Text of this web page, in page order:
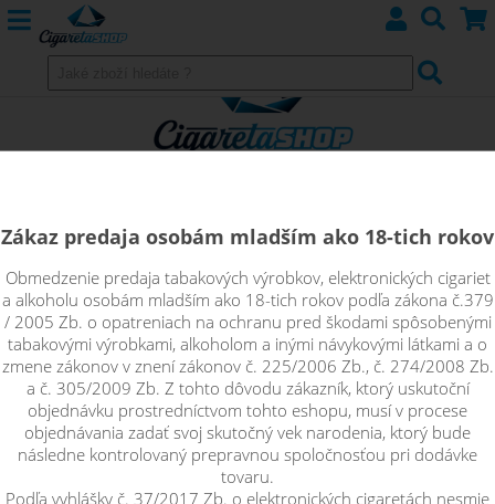
Injekčná striekačka piestová 2ml
1ks
Injekčná striekačka piestová 2ml
Zákaz predaja osobám mladším ako 18-tich rokov
Obmedzenie predaja tabakových výrobkov, elektronických cigariet
a alkoholu osobám mladším ako 18-tich rokov podľa zákona č.379
/ 2005 Zb. o opatreniach na ochranu pred škodami spôsobenými
tabakovými výrobkami, alkoholom a inými návykovými látkami a o
zmene zákonov v znení zákonov č. 225/2006 Zb., č. 274/2008 Zb.
a č. 305/2009 Zb. Z tohto dôvodu zákazník, ktorý uskutoční
objednávku prostredníctvom tohto eshopu, musí v procese
objednávania zadať svoj skutočný vek narodenia, ktorý bude
následne kontrolovaný prepravnou spoločnosťou pri dodávke
tovaru.
Podľa vyhlášky č. 37/2017 Zb. o elektronických cigaretách nesmie